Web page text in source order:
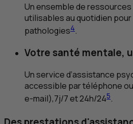
Un ensemble de ressources
utilisables au quotidien
pathologies4.
Votre santé mentale,
Un service d’assistance
accessible par téléphone
e-mail),7j/7 et 24h/245.